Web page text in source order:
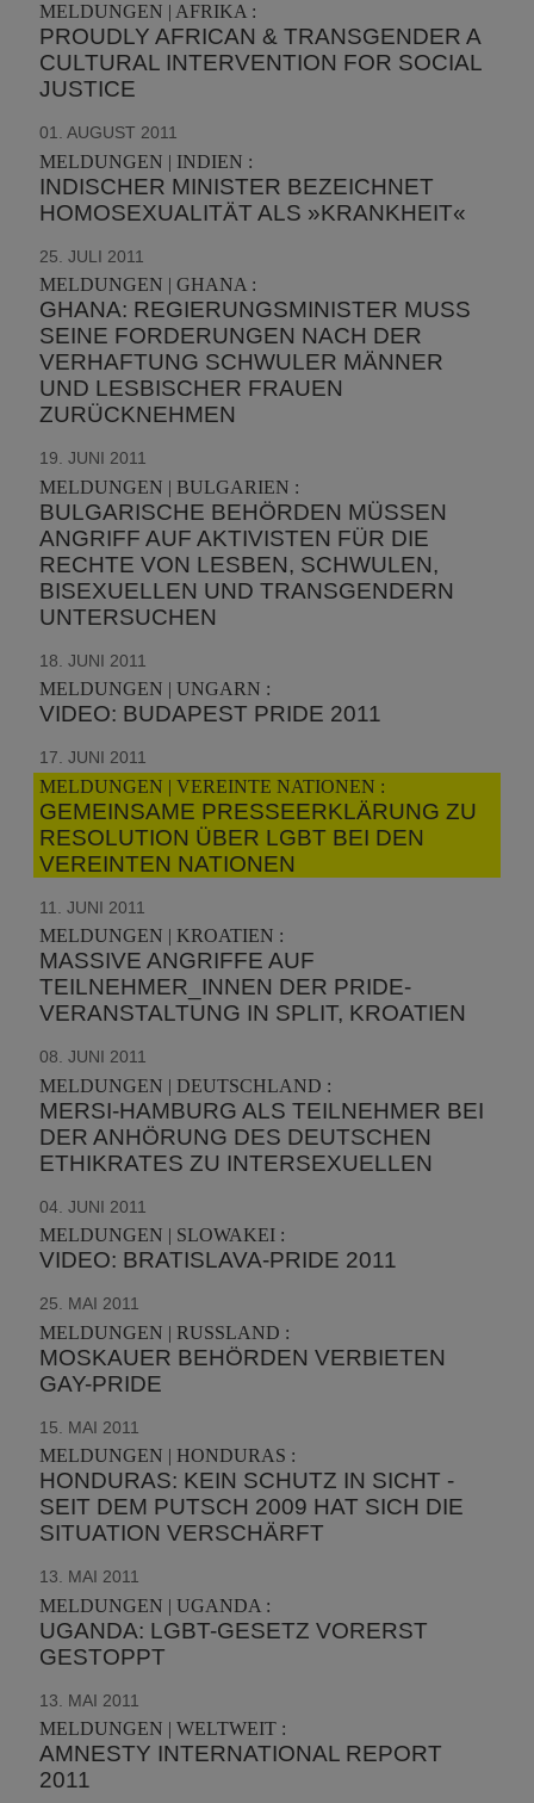
MELDUNGEN | AFRIKA :
PROUDLY AFRICAN & TRANSGENDER A
CULTURAL INTERVENTION FOR SOCIAL
JUSTICE
01. AUGUST 2011
MELDUNGEN | INDIEN :
INDISCHER MINISTER BEZEICHNET
HOMOSEXUALITÄT ALS »KRANKHEIT«
25. JULI 2011
MELDUNGEN | GHANA :
GHANA: REGIERUNGSMINISTER MUSS
SEINE FORDERUNGEN NACH DER
VERHAFTUNG SCHWULER MÄNNER
UND LESBISCHER FRAUEN
ZURÜCKNEHMEN
19. JUNI 2011
MELDUNGEN | BULGARIEN :
BULGARISCHE BEHÖRDEN MÜSSEN
ANGRIFF AUF AKTIVISTEN FÜR DIE
RECHTE VON LESBEN, SCHWULEN,
BISEXUELLEN UND TRANSGENDERN
UNTERSUCHEN
18. JUNI 2011
MELDUNGEN | UNGARN :
VIDEO: BUDAPEST PRIDE 2011
17. JUNI 2011
MELDUNGEN | VEREINTE NATIONEN :
GEMEINSAME PRESSEERKLÄRUNG ZU
RESOLUTION ÜBER LGBT BEI DEN
VEREINTEN NATIONEN
11. JUNI 2011
MELDUNGEN | KROATIEN :
MASSIVE ANGRIFFE AUF
TEILNEHMER_INNEN DER PRIDE-
VERANSTALTUNG IN SPLIT, KROATIEN
08. JUNI 2011
MELDUNGEN | DEUTSCHLAND :
MERSI-HAMBURG ALS TEILNEHMER BEI
DER ANHÖRUNG DES DEUTSCHEN
ETHIKRATES ZU INTERSEXUELLEN
04. JUNI 2011
MELDUNGEN | SLOWAKEI :
VIDEO: BRATISLAVA-PRIDE 2011
25. MAI 2011
MELDUNGEN | RUSSLAND :
MOSKAUER BEHÖRDEN VERBIETEN
GAY-PRIDE
15. MAI 2011
MELDUNGEN | HONDURAS :
HONDURAS: KEIN SCHUTZ IN SICHT -
SEIT DEM PUTSCH 2009 HAT SICH DIE
SITUATION VERSCHÄRFT
13. MAI 2011
MELDUNGEN | UGANDA :
UGANDA: LGBT-GESETZ VORERST
GESTOPPT
13. MAI 2011
MELDUNGEN | WELTWEIT :
AMNESTY INTERNATIONAL REPORT
2011